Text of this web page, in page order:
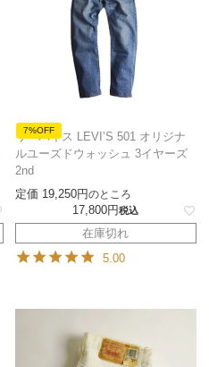
7%OFF
リーバイス LEVI’S 501 オリジナ
ルユーズドウォッシュ 3イヤーズ
2nd
定価 19,250 のところ
17,800 税込
在庫切れ
5.00